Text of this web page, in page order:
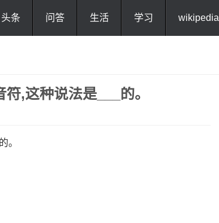
条 问答 生活 学习 wikipedia
,这种说法是___的。
。